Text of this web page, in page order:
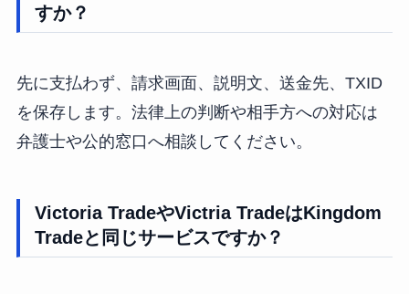
すか？
先に支払わず、請求画面、説明文、送金先、TXID
を保存します。法律上の判断や相手方への対応は
弁護士や公的窓口へ相談してください。
Victoria TradeやVictria TradeはKingdom
Tradeと同じサービスですか？